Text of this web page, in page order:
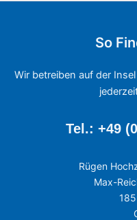
So
Wir betreiben auf der
Tel.: +49
Rügen
Max-